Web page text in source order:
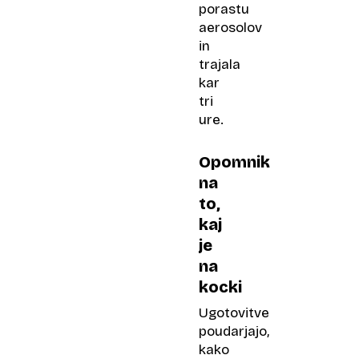
porastu
aerosolov
in
trajala
kar
tri
ure.
Opomnik
na
to,
kaj
je
na
kocki
Ugotovitve
poudarjajo,
kako